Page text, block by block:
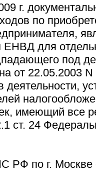
г.
по
ЕНВД для
под
от 22.05.2003
имеющий все
ст. 24
РФ по г. Москве